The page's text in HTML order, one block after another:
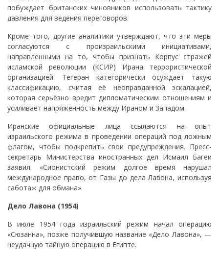
побуждает британских чиновников использовать тактику
давления для ведения переговоров.
Кроме того, другие аналитики утверждают, что эти меры
согласуются с произраильскими инициативами,
направленными на то, чтобы признать Корпус стражей
исламской революции (КСИР) Ирана террористической
организацией. Тегеран категорически осуждает такую
классификацию, считая её неоправданной эскалацией,
которая серьёзно вредит дипломатическим отношениям и
усиливает напряжённость между Ираном и Западом.
Иранские официальные лица ссылаются на опыт
израильского режима в проведении операций под ложным
флагом, чтобы подкрепить свои предупреждения. Пресс-
секретарь Министерства иностранных дел Исмаил Багеи
заявил: «Сионистский режим долгое время нарушал
международное право, от Газы до дела Лавона, используя
саботаж для обмана».
Дело Лавона (1954)
В июле 1954 года израильский режим начал операцию
«Сюзанна», позже получившую название «Дело Лавона», —
неудачную тайную операцию в Египте.